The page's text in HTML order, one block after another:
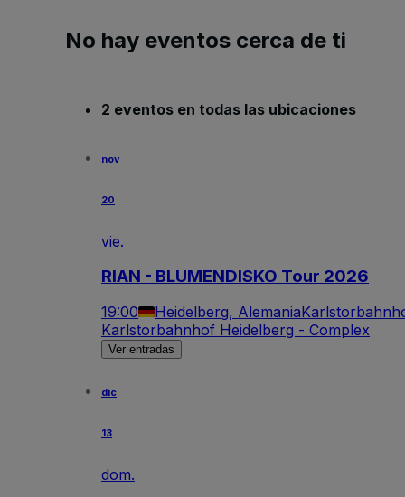
No hay eventos cerca de ti
2 eventos en todas las ubicaciones
nov
20
vie.
RIAN - BLUMENDISKO Tour 2026
19:00 Heidelberg, Alemania
Karlstorbahnhof Heidelberg - Complex
Ver entradas
dic
13
dom.